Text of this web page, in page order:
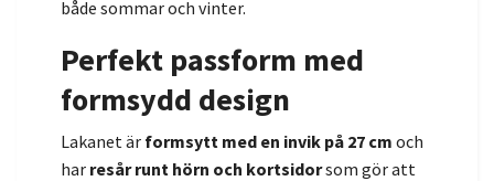
både sommar och vinter.
Perfekt passform med
formsydd design
Lakanet är formsytt med en invik på 27 cm och
har resår runt hörn och kortsidorsom gör att